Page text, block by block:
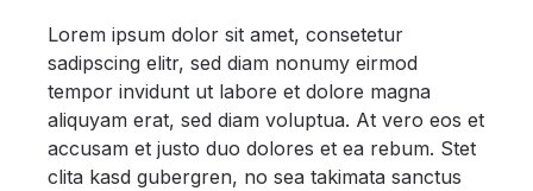
Lorem ipsum dolor sit amet, consetetur
sadipscing elitr, sed diam nonumy eirmod
tempor invidunt ut labore et dolore magna
aliquyam erat, sed diam voluptua. At vero eos et
accusam et justo duo dolores et ea rebum. Stet
clita kasd gubergren, no sea takimata sanctus